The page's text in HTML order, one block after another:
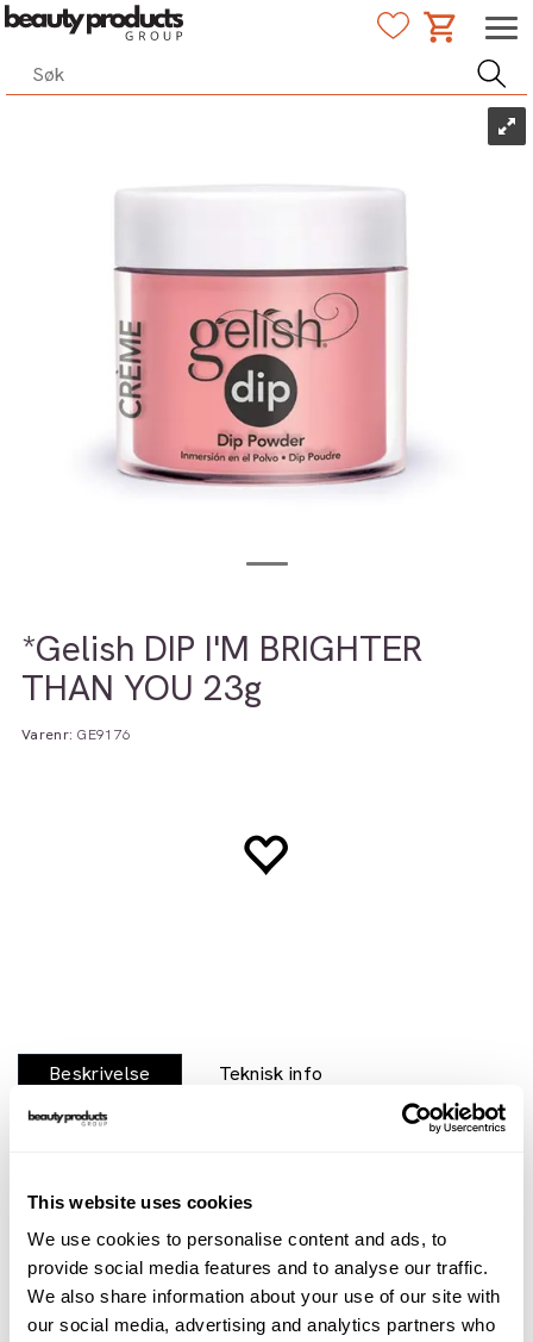
This website uses cookies
We use cookies to personalise content and ads, to
provide social media features and to analyse our traffic.
We also share information about your use of our site with
our social media, advertising and analytics partners who
*Gelish DIP I'M BRIGHTER
THAN YOU 23g
Varenr: GE9176
Beskrivelse Teknisk info
Brukerveiledning
LED/UV-lampe for å herde produktet. Gelish Dip Nail
System gir en vakker manikyr på naturlige Negler, eller
tipper ved kun noen få trinn. I motsetning til vanlige
akrylsystemer, minimerer Gelish Dip bruk av mange verktøy
for å oppnå nydelig og holdbar påføring i enklere trinn for
14 dagers varighet. Ingen UV-lampe er nødvendig. Systemet